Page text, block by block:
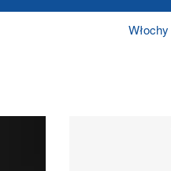
Włochy